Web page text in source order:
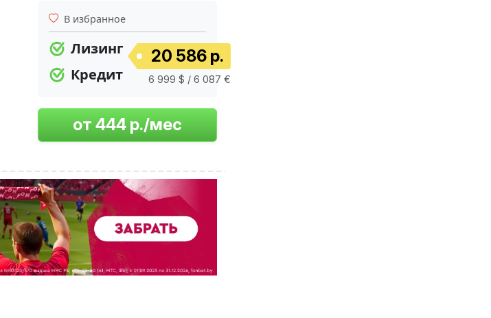
В избранное
Лизинг
Кредит
20 586 р.
6 999 $ / 6 087 €